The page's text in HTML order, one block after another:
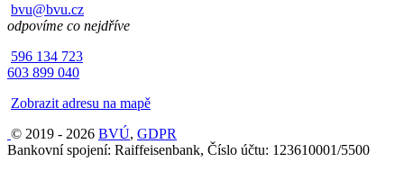
bvu@bvu.cz
odpovíme co nejdříve
596 134 723
603 899 040
Zobrazit adresu na mapě
© 2019 - 2026 BVÚ, GDPR
Bankovní spojení: Raiffeisenbank, Číslo účtu: 123610001/5500